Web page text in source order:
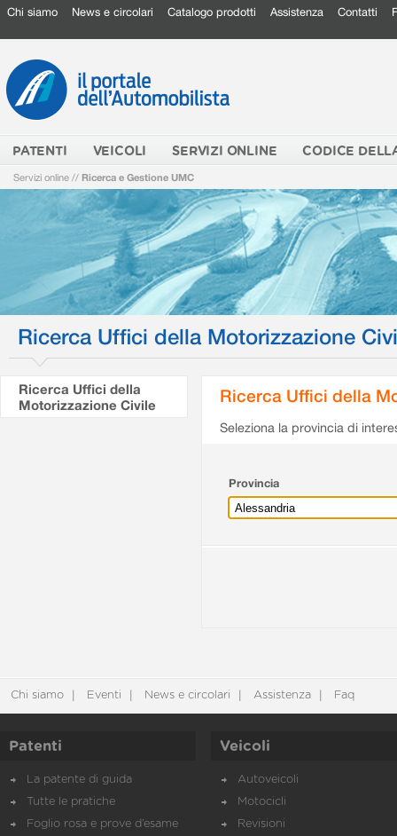
Chi siamo News e circolari Catalogo prodotti Assistenza Contatti
PATENTI VEICOLI SERVIZI ONLINE CODICE
Servizi online // Ricerca e Gestione UMC
Ricerca Uffici della Motorizzazione
Ricerca Uffici della
Motorizzazione Civile
Ricerca Uffici della
Seleziona la provincia di
Provincia
Chi siamo Eventi News e circolari Assistenza Faq
Patenti
La patente di guida
Tutte le pratiche
Foglio rosa e prove d’esame
Veicoli
Autoveicoli
Motocicli
Revisioni